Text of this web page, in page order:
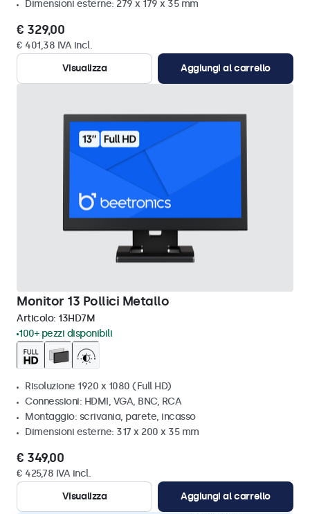
Dimensioni esterne: 279 x 179 x 35 mm
€ 329,00
€ 401,38 IVA incl.
Visualizza
Aggiungi al carrello
Monitor 13 Pollici Metallo
Articolo: 13HD7M
100+ pezzi disponibili
Risoluzione 1920 x 1080 (Full HD)
Connessioni: HDMI, VGA, BNC, RCA
Montaggio: scrivania, parete, incasso
Dimensioni esterne: 317 x 200 x 35 mm
€ 349,00
€ 425,78 IVA incl.
Visualizza
Aggiungi al carrello